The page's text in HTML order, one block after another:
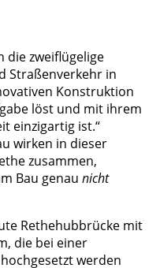
die zweiflügelige
Straßenverkehr in
Konstruktion
löst und mit ihrem
einzigartig ist.“
wirken in dieser
zusammen,
Bau genau nicht
Rethehubbrücke mit
die bei einer
werden